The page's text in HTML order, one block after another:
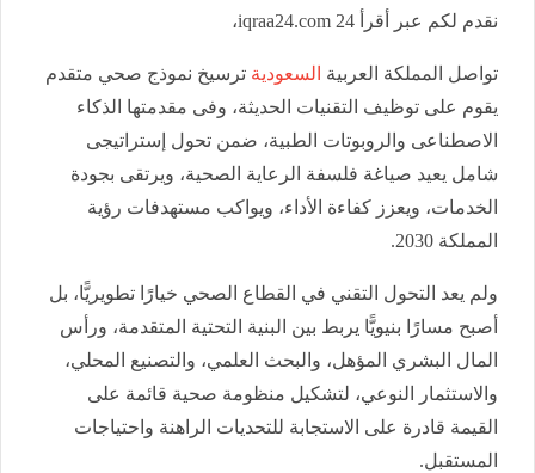
نقدم لكم عبر أقرأ 24 iqraa24.com،
تواصل المملكة العربية السعودية ترسيخ نموذج صحي متقدم
يقوم على توظيف التقنيات الحديثة، وفى مقدمتها الذكاء
الاصطناعى والروبوتات الطبية، ضمن تحول إستراتيجى
شامل يعيد صياغة فلسفة الرعاية الصحية، ويرتقى بجودة
الخدمات، ويعزز كفاءة الأداء، ويواكب مستهدفات رؤية
المملكة 2030.
ولم يعد التحول التقني في القطاع الصحي خيارًا تطويريًّا، بل
أصبح مسارًا بنيويًّا يربط بين البنية التحتية المتقدمة، ورأس
المال البشري المؤهل، والبحث العلمي، والتصنيع المحلي،
والاستثمار النوعي، لتشكيل منظومة صحية قائمة على
القيمة قادرة على الاستجابة للتحديات الراهنة واحتياجات
المستقبل.